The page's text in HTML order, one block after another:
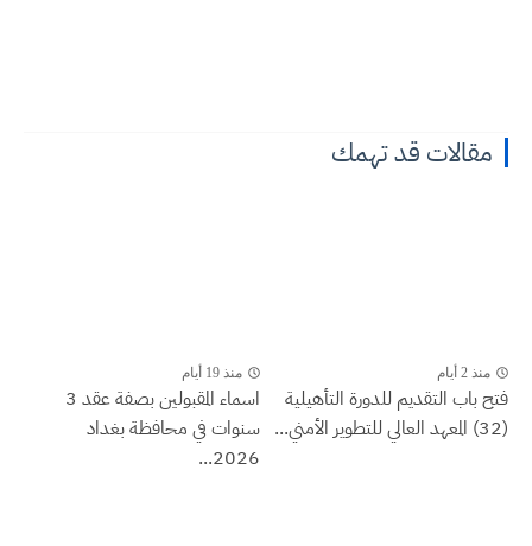
مقالات قد تهمك
منذ 2 أيام
فتح باب التقديم للدورة التأهيلية
(32) المعهد العالي للتطوير الأمني...
منذ 19 أيام
اسماء المقبولين بصفة عقد 3
سنوات في محافظة بغداد
2026...